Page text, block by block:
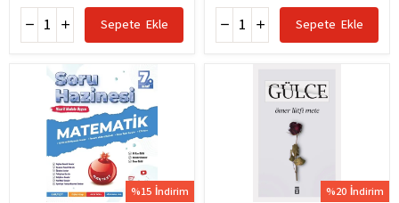
Sepete Ekle Sepete Ekle
%15 İndirim %20 İndirim